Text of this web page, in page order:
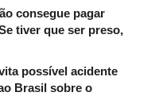
consegue pagar
tiver que ser preso,
possível acidente
Brasil sobre o